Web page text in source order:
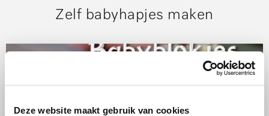
Deze website maakt gebruik van cookies
Zelf babyhapjes maken